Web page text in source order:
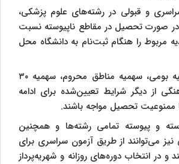
و قبولی در رشته‌های علوم پزشکی،
در صورت تحصیل در مقاطع ناپیوسته نسبت
مربوط را هنگام ثبت‌نام به دانشگاه محل
بنابراین نداشتن هرگونه تعهد خاص به دستگاه‌های اجرایی، تعهدات سهمیه بومی، سهمیه مناطق محروم، سهمیه ۳۰
از دیگر شرایط تعیین‌شده برای ادامه
ممنوعیت تحصیل مواجه باشند.
و پیوسته تمامی رشته‌ها و همچنین
می‌توانند از طریق آزمون سراسری برای
انتخاب دوره‌های روزانه و شهریه‌پرداز